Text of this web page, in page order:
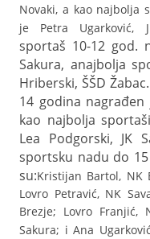
Novaki, a kao najbolja
je Petra Ugarković,
sportaš 10-12 god.
Sakura, anajbolja
Hriberski, ŠŠD Žabac.
14 godina nagrađen
kao najbolja
Lea Podgorski, JK
sportsku nadu do
su:Kristijan Bartol, NK
Lovro Petravić, NK
Brezje; Lovro Franjić,
Sakura; i Ana